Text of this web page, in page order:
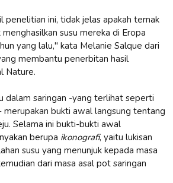
penelitian ini, tidak jelas apakah ternak
susu mereka di Eropa
yang lalu," kata Melanie Salque dari
membantu penerbitan hasil
Nature.
dalam saringan -yang terlihat seperti
merupakan bukti awal langsung tentang
Selama ini bukti-bukti awal
berupa ikonografi, yaitu lukisan
susu yang menunjuk kepada masa
dari masa asal pot saringan